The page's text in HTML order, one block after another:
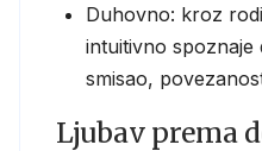
Duhovno: kroz
intuitivno spoznaje
smisao,
Ljubav prema